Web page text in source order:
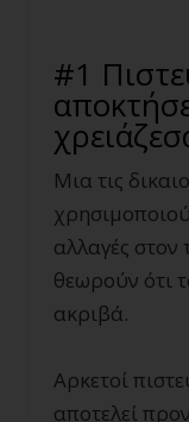
#1
Μια τις
αλλαγές στον
θεωρούν ότι
ακριβά.
Αρκετοί
αποτελεί